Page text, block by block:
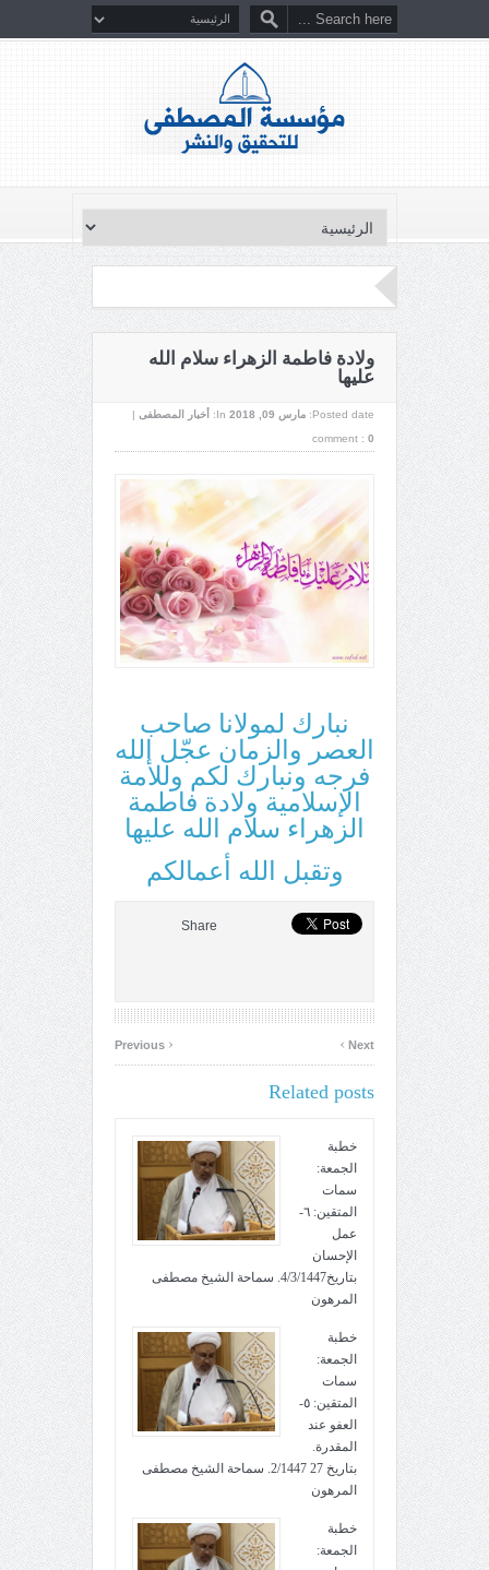
ولادة فاطمة الزهراء سلام الله
عليها
Posted date: مارس 09, 2018 In: أخبار المصطفى |
comment : 0
نبارك لمولانا صاحب
العصر والزمان عجّل الله
فرجه ونبارك لكم وللأمة
الإسلامية ولادة فاطمة
الزهراء سلام الله عليها
وتقبل الله أعمالكم
Share
‹ Next
›
Related posts
خطبة
الجمعة:
سمات
المتقين: ٦-
عمل
الإحسان
بتاريخ4/3/1447. سماحة الشيخ مصطفى
المرهون
خطبة
الجمعة:
سمات
المتقين: ٥-
العفو عند
المقدرة.
بتاريخ 27 2/1447. سماحة الشيخ مصطفى
المرهون
خطبة
الجمعة: